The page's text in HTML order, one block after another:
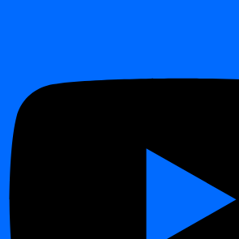
Arguments
TLS est demandé (requis).
: La table
le statut TLS est nécessaire (requis).
: La date pour laquelle le statut
typiquement au format %Y-%m-%d